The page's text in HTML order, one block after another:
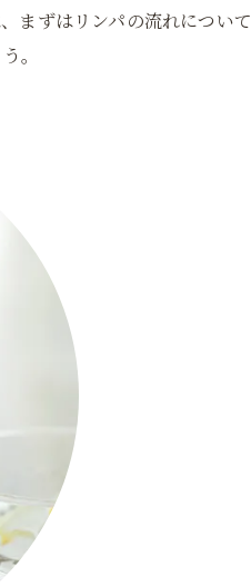
まずはリンパの流れについ
。